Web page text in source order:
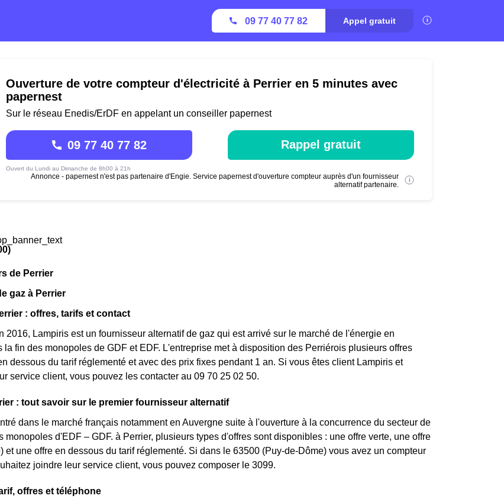
09 77 40 77 82 Appel gratuit
Ouverture de votre compteur d'électricité à Perrier en 5 minutes avec
papernest
Sur le réseau Enedis/ErDF en appelant un conseiller papernest
09 77 40 77 82
Ouvert du Lundi au Dimanche de 8h00 à 21h
Rappel gratuit
Annonce - papernest n'est pas partenaire d'Engie. Service papernest d'ouverture compteur auprès d'un fournisseur
alternatif partenaire.
de Perrier
gaz à Perrier
: offres, tarifs et contact
2016, Lampiris est un fournisseur alternatif de gaz qui est arrivé sur le marché de l'énergie en
la fin des monopoles de GDF et EDF. L'entreprise met à disposition des Perriérois plusieurs offres
dessous du tarif réglementé et avec des prix fixes pendant 1 an. Si vous êtes client Lampiris et
service client, vous pouvez les contacter au 09 70 25 02 50.
: tout savoir sur le premier fournisseur alternatif
dans le marché français notamment en Auvergne suite à l'ouverture à la concurrence du secteur de
monopoles d'EDF – GDF. à Perrier, plusieurs types d'offres sont disponibles : une offre verte, une offre
et une offre en dessous du tarif réglementé. Si dans le 63500 (Puy-de-Dôme) vous avez un compteur
joindre leur service client, vous pouvez composer le 3099.
offres et téléphone